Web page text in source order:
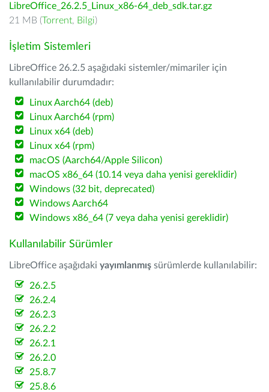
LibreOffice_26.2.5_Linux_x86-64_deb_sdk.tar.gz
21 MB (Torrent, Bilgi)
İşletim Sistemleri
LibreOffice 26.2.5 aşağıdaki sistemler/mimariler için
kullanılabilir durumdadır:
Linux Aarch64 (deb)
Linux Aarch64 (rpm)
Linux x64 (deb)
Linux x64 (rpm)
macOS (Aarch64/Apple Silicon)
macOS x86_64 (10.14 veya daha yenisi gereklidir)
Windows (32 bit, deprecated)
Windows Aarch64
Windows x86_64 (7 veya daha yenisi gereklidir)
Kullanılabilir Sürümler
LibreOffice aşağıdaki yayımlanmış sürümlerde kullanılabilir:
26.2.5
26.2.4
26.2.3
26.2.2
26.2.1
26.2.0
25.8.7
25.8.6